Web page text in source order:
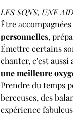
LES SONS, UNE
Être
personnelles,
Émettre certains
chanter, c'est
une meilleure
Prendre du temps
berceuses, des
expérience